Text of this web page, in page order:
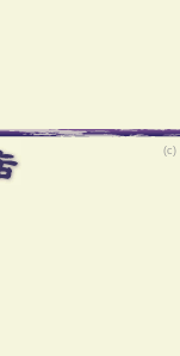
(c)